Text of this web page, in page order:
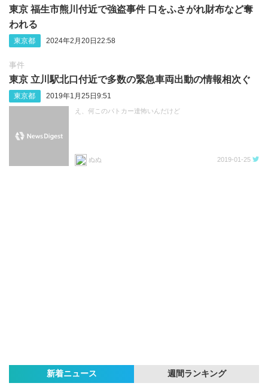
東京 福生市熊川付近で強盗事件 口をふさがれ財布など奪
われる
東京都 2024年2月20日22:58
事件
東京 立川駅北口付近で多数の緊急車両出動の情報相次ぐ
東京都 2019年1月25日9:51
え、何このパトカー達怖いんだけど
ぬぬ 2019-01-25
新着ニュース 週間ランキング